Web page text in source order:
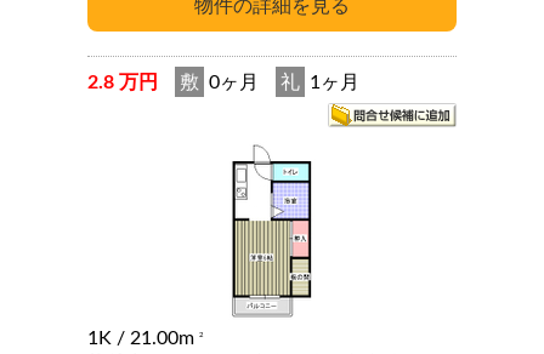
2.8 万円 敷 0ヶ月 礼 1ヶ月
1K / 21.00m 2